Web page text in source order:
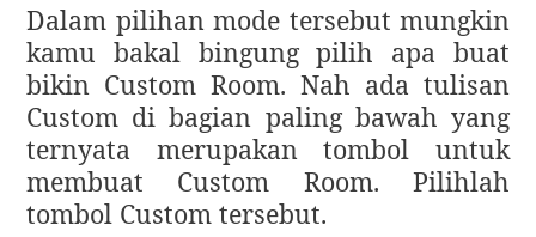
Dalam pilihan mode tersebut mungkin
kamu bakal bingung pilih apa buat
bikin Custom Room. Nah ada tulisan
Custom di bagian paling bawah yang
ternyata merupakan tombol untuk
membuat Custom Room. Pilihlah
tombol Custom tersebut.